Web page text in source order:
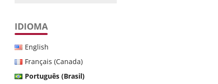
IDIOMA
English
Français (Canada)
Português (Brasil)